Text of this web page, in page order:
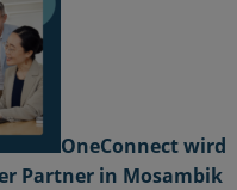
OneConnect wird
Partner in Mosambik